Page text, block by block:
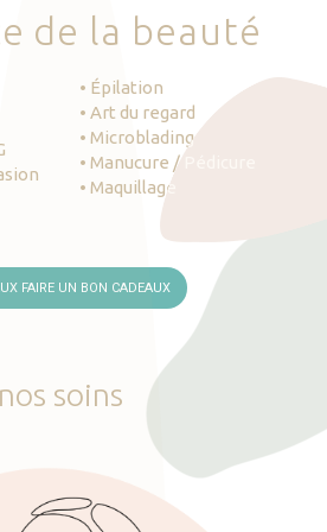
e de la beauté
• Épilation
• Art du regard
• Microblading
• Manucure / Pédicure
• Maquillage
FAIRE UN BON CADEAUX
nos soins